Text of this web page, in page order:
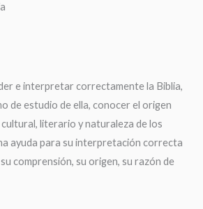
e interpretar correctamente la Biblia,
de estudio de ella, conocer el origen
literario y naturaleza de los
ayuda para su interpretación correcta
comprensión, su origen, su razón de